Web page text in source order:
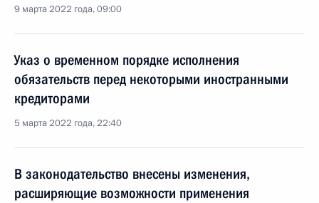
9 марта 2022 года, 09:00
Указ о временном порядке исполнения
обязательств перед некоторыми иностранными
кредиторами
5 марта 2022 года, 22:40
В законодательство внесены изменения,
расширяющие возможности применения